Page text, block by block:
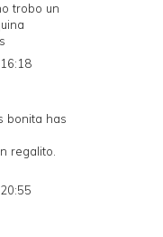
trobo un
bonita has
regalito.